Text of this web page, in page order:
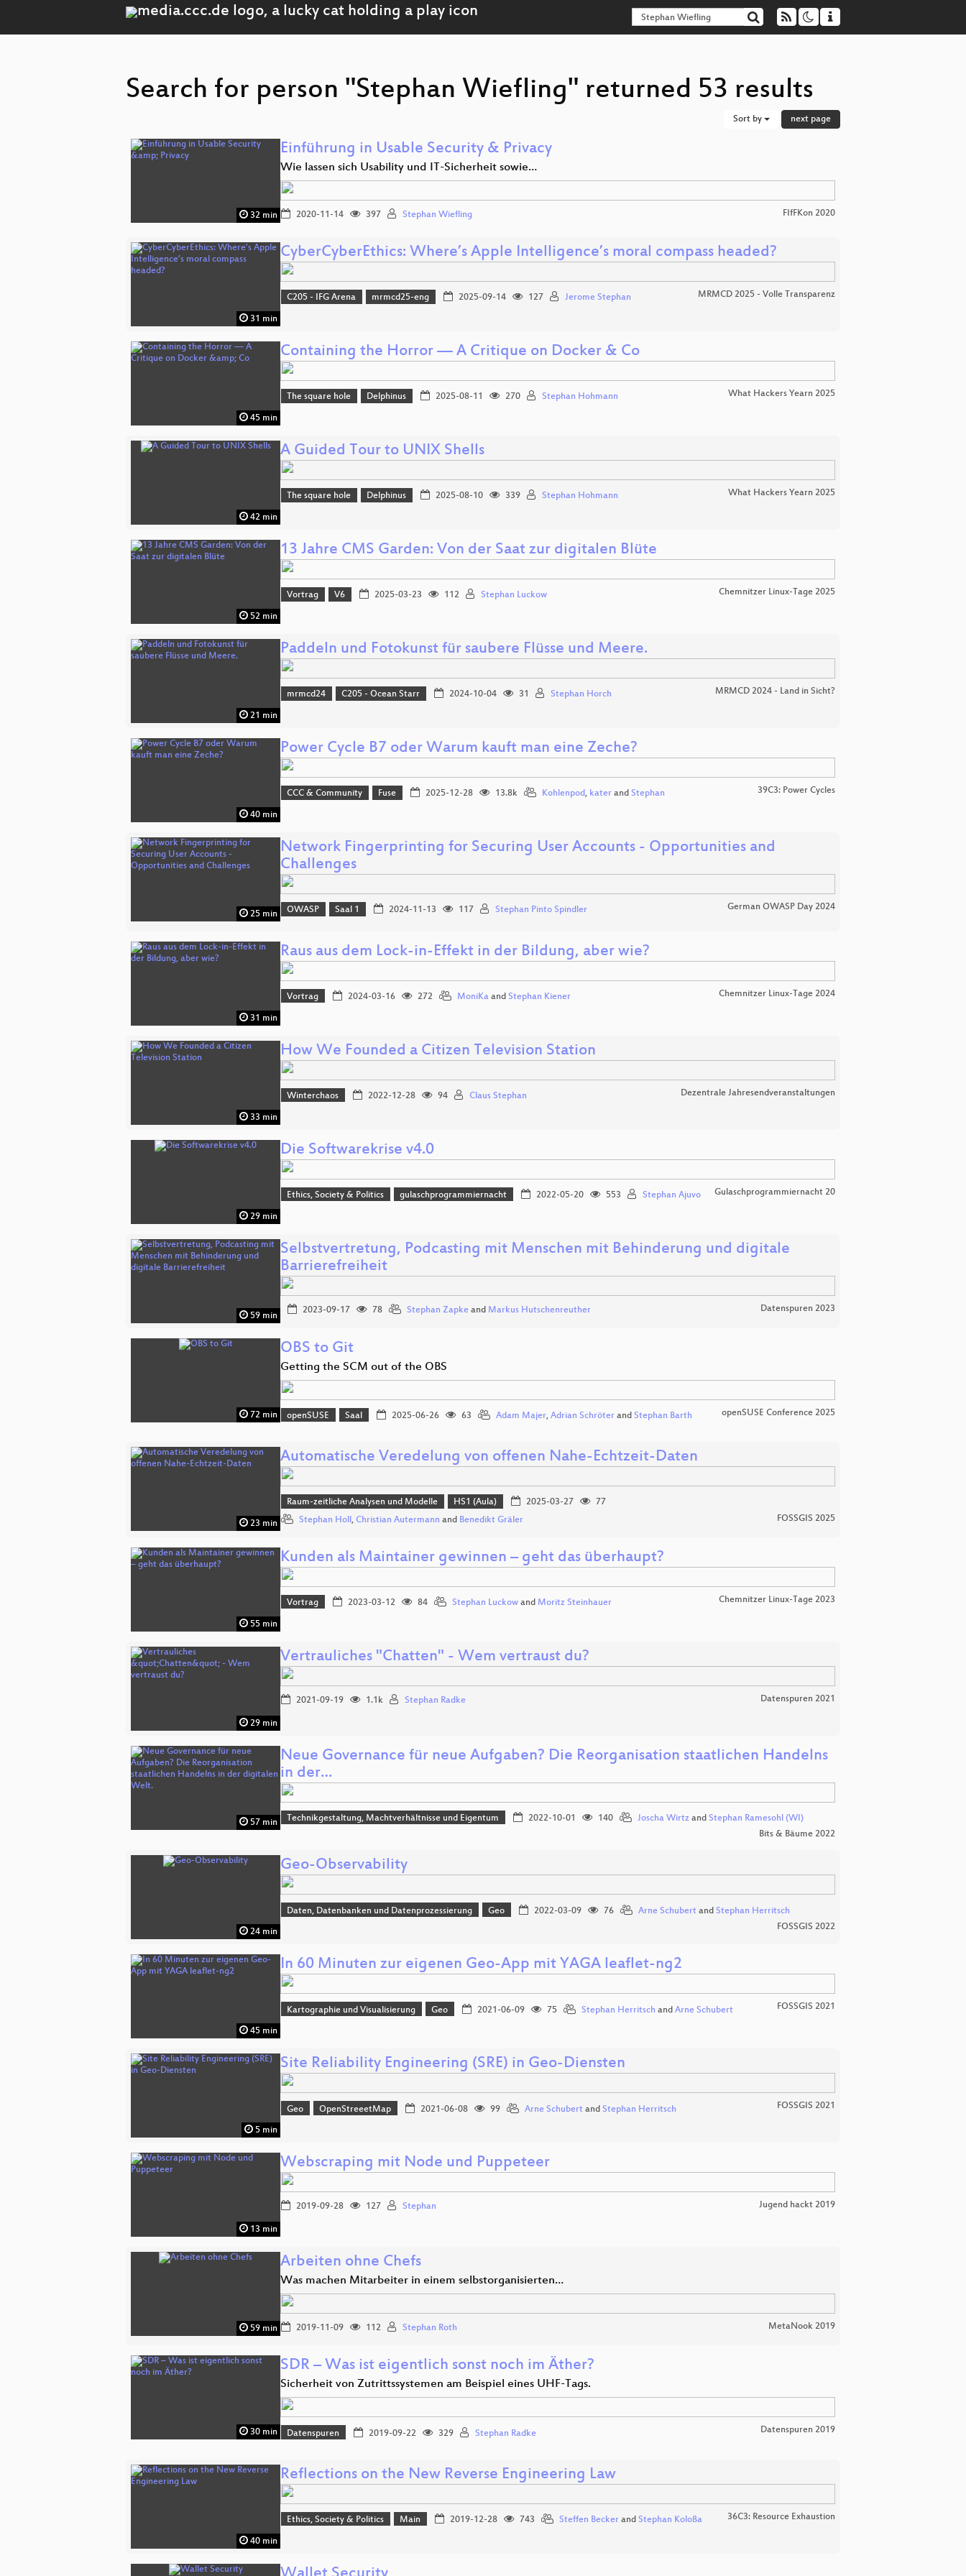
Search for person "Stephan Wiefling" returned 53 results
Sort by next page
32 min
Einführung in Usable Security & Privacy
Wie lassen sich Usability und IT-Sicherheit sowie…
2020-11-14 397 Stephan Wiefling FIfFKon 2020
31 min
CyberCyberEthics: Where’s Apple Intelligence’s moral compass headed?
C205 - IFG Arena mrmcd25-eng 2025-09-14 127 Jerome Stephan MRMCD 2025 - Volle Transparenz
45 min
Containing the Horror — A Critique on Docker & Co
The square hole Delphinus 2025-08-11 270 Stephan Hohmann What Hackers Yearn 2025
42 min
A Guided Tour to UNIX Shells
The square hole Delphinus 2025-08-10 339 Stephan Hohmann What Hackers Yearn 2025
52 min
13 Jahre CMS Garden: Von der Saat zur digitalen Blüte
Vortrag V6 2025-03-23 112 Stephan Luckow Chemnitzer Linux-Tage 2025
21 min
Paddeln und Fotokunst für saubere Flüsse und Meere.
mrmcd24 C205 - Ocean Starr 2024-10-04 31 Stephan Horch MRMCD 2024 - Land in Sicht?
40 min
Power Cycle B7 oder Warum kauft man eine Zeche?
CCC & Community Fuse 2025-12-28 13.8k Kohlenpod, katerand Stephan 39C3: Power Cycles
25 min
Network Fingerprinting for Securing User Accounts - Opportunities and
Challenges
OWASP Saal 1 2024-11-13 117 Stephan Pinto Spindler German OWASP Day 2024
31 min
Raus aus dem Lock-in-Effekt in der Bildung, aber wie?
Vortrag 2024-03-16 272 MoniKaand Stephan Kiener Chemnitzer Linux-Tage 2024
33 min
How We Founded a Citizen Television Station
Winterchaos 2022-12-28 94 Claus Stephan Dezentrale Jahresendveranstaltungen
29 min
Die Softwarekrise v4.0
Ethics, Society & Politics gulaschprogrammiernacht 2022-05-20 553 Stephan Ajuvo Gulaschprogrammiernacht 20
59 min
Selbstvertretung, Podcasting mit Menschen mit Behinderung und digitale
Barrierefreiheit
2023-09-17 78 Stephan Zapke and Markus Hutschenreuther Datenspuren 2023
72 min
OBS to Git
Getting the SCM out of the OBS
openSUSE Saal 2025-06-26 63 Adam Majer, Adrian Schröterand Stephan Barth openSUSE Conference 2025
23 min
Automatische Veredelung von offenen Nahe-Echtzeit-Daten
Raum-zeitliche Analysen und Modelle HS1 (Aula) 2025-03-27
77
Stephan Holl , Christian Autermann and Benedikt Gräler FOSSGIS 2025
55 min
Kunden als Maintainer gewinnen – geht das überhaupt?
Vortrag 2023-03-12 84 Stephan Luckowand Moritz Steinhauer Chemnitzer Linux-Tage 2023
29 min
Vertrauliches "Chatten" - Wem vertraust du?
2021-09-19 1.1k Stephan Radke Datenspuren 2021
57 min
Neue Governance für neue Aufgaben? Die Reorganisation staatlichen Handelns
in der…
Technikgestaltung, Machtverhältnisse und Eigentum 2022-10-01 140 Joscha Wirtzand Stephan Ramesohl (WI)
Bits & Bäume 2022
24 min
Geo-Observability
Daten, Datenbanken und Datenprozessierung Geo 2022-03-09 76 Arne Schubertand Stephan Herritsch
FOSSGIS 2022
45 min
In 60 Minuten zur eigenen Geo-App mit YAGA leaflet-ng2
Kartographie und Visualisierung Geo 2021-06-09 75 Stephan Herritsch and Arne Schubert FOSSGIS 2021
5 min
Site Reliability Engineering (SRE) in Geo-Diensten
Geo OpenStreeetMap 2021-06-08 99 Arne Schubertand Stephan Herritsch FOSSGIS 2021
13 min
Webscraping mit Node und Puppeteer
2019-09-28 127 Stephan Jugend hackt 2019
59 min
Arbeiten ohne Chefs
Was machen Mitarbeiter in einem selbstorganisierten…
2019-11-09 112 Stephan Roth MetaNook 2019
30 min
SDR – Was ist eigentlich sonst noch im Äther?
Sicherheit von Zutrittssystemen am Beispiel eines UHF-Tags.
Datenspuren 2019-09-22 329 Stephan Radke Datenspuren 2019
40 min
Reflections on the New Reverse Engineering Law
Ethics, Society & Politics Main 2019-12-28 743 Steffen Beckerand Stephan Koloßa 36C3: Resource Exhaustion